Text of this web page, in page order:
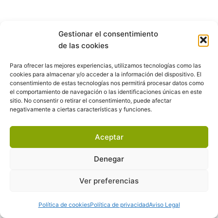
Gestionar el consentimiento
de las cookies
Para ofrecer las mejores experiencias, utilizamos tecnologías como las
cookies para almacenar y/o acceder a la información del dispositivo. El
consentimiento de estas tecnologías nos permitirá procesar datos como
el comportamiento de navegación o las identificaciones únicas en este
sitio. No consentir o retirar el consentimiento, puede afectar
negativamente a ciertas características y funciones.
Aceptar
Denegar
Ver preferencias
Política de cookiesPolítica de privacidadAviso Legal